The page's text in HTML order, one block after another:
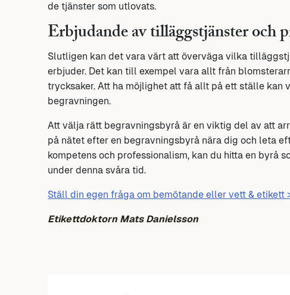
de tjänster som utlovats.
Erbjudande av tilläggstjänster och
Slutligen kan det vara värt att överväga vilka
erbjuder. Det kan till exempel vara allt från
trycksaker. Att ha möjlighet att få allt på ett ställe kan
begravningen.
Att välja rätt begravningsbyrå är en viktig del av att
på nätet efter en begravningsbyrå nära dig och leta
kompetens och professionalism, kan du hitta en byrå
under denna svåra tid.
Ställ din egen fråga om bemötande eller vett & etikett
Etikettdoktorn Mats Danielsson